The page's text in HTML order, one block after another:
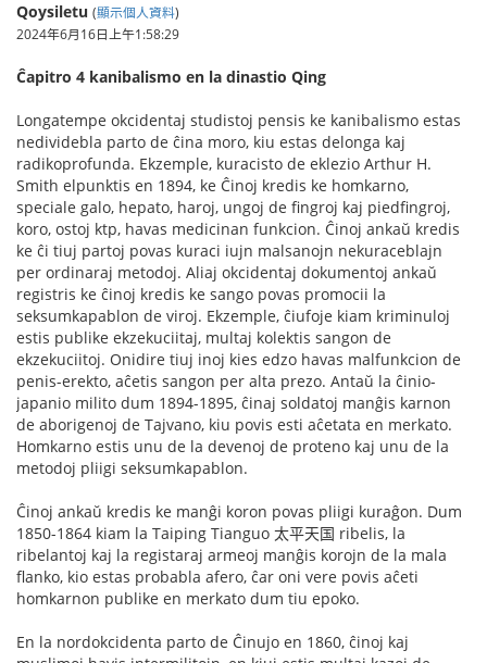
Qoysiletu (顯示個人資料)
2024年6月16日上午1:58:29
Ĉapitro 4 kanibalismo en la dinastio Qing
Longatempe okcidentaj studistoj pensis ke kanibalismo estas
nedividebla parto de ĉina moro, kiu estas delonga kaj
radikoprofunda. Ekzemple, kuracisto de eklezio Arthur H.
Smith elpunktis en 1894, ke Ĉinoj kredis ke homkarno,
speciale galo, hepato, haroj, ungoj de fingroj kaj piedfingroj,
koro, ostoj ktp, havas medicinan funkcion. Ĉinoj ankaŭ kredis
ke ĉi tiuj partoj povas kuraci iujn malsanojn nekuraceblajn
per ordinaraj metodoj. Aliaj okcidentaj dokumentoj ankaŭ
registris ke ĉinoj kredis ke sango povas promocii la
seksumkapablon de viroj. Ekzemple, ĉiufoje kiam kriminuloj
estis publike ekzekuciitaj, multaj kolektis sangon de
ekzekuciitoj. Onidire tiuj inoj kies edzo havas malfunkcion de
penis-erekto, aĉetis sangon per alta prezo. Antaŭ la ĉinio-
japanio milito dum 1894-1895, ĉinaj soldatoj manĝis karnon
de aborigenoj de Tajvano, kiu povis esti aĉetata en merkato.
Homkarno estis unu de la devenoj de proteno kaj unu de la
metodoj pliigi seksumkapablon.
Ĉinoj ankaŭ kredis ke manĝi koron povas pliigi kuraĝon. Dum
1850-1864 kiam la Taiping Tianguo 太平天国 ribelis, la
ribelantoj kaj la registaraj armeoj manĝis korojn de la mala
flanko, kio estas probabla afero, ĉar oni vere povis aĉeti
homkarnon publike en merkato dum tiu epoko.
En la nordokcidenta parto de Ĉinujo en 1860, ĉinoj kaj